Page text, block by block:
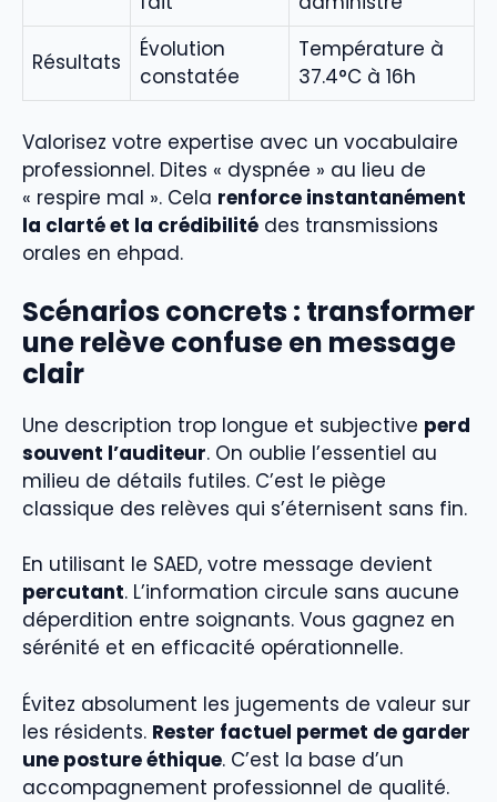
Résultats
Évolution
constatée
Température à
37.4°C à 16h
Valorisez votre expertise avec un vocabulaire
professionnel. Dites « dyspnée » au lieu de
« respire mal ». Cela renforce instantanément
la clarté et la crédibilité des transmissions
orales en ehpad.
Scénarios concrets : transformer
une relève confuse en message
clair
Une description trop longue et subjective perd
souvent l’auditeur. On oublie l’essentiel au
milieu de détails futiles. C’est le piège
classique des relèves qui s’éternisent sans fin.
En utilisant le SAED, votre message devient
percutant. L’information circule sans aucune
déperdition entre soignants. Vous gagnez en
sérénité et en efficacité opérationnelle.
Évitez absolument les jugements de valeur sur
les résidents. Rester factuel permet de garder
une posture éthique. C’est la base d’un
accompagnement professionnel de qualité.